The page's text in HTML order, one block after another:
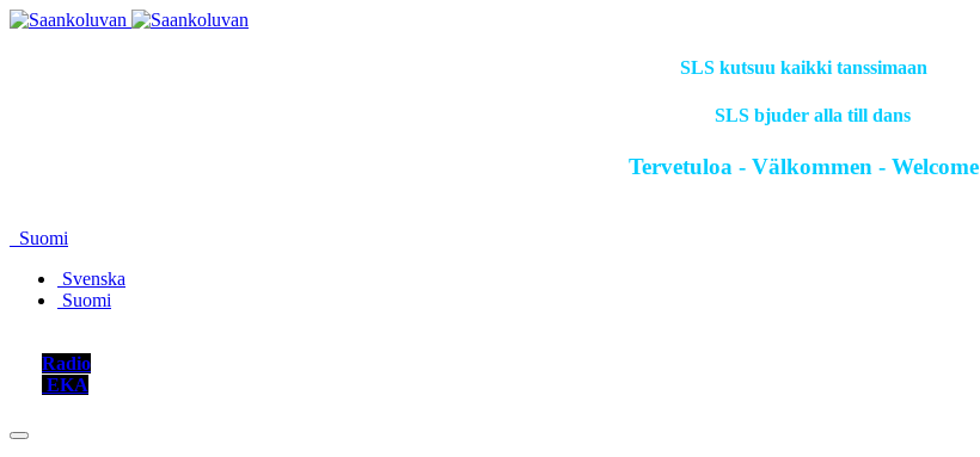
SLS kutsuu kaikki tanssimaan
SLS bjuder alla till dans
Tervetuloa - Välkommen - Welcome
Suomi
Svenska
Suomi
Radio
EKA